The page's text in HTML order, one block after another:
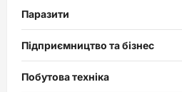
Паразити
Підприємництво та бізнес
Побутова техніка